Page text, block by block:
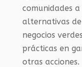
comunidades
alternativas
negocios
prácticas en
otras acciones.